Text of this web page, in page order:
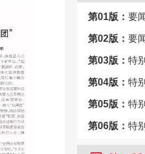
第01版： 要
第02版： 要
第03版： 特
第04版： 特
第05版： 特
第06版： 特